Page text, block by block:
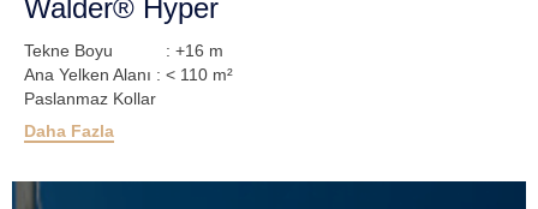
Walder® Hyper
Tekne Boyu : +16 m
Ana Yelken Alanı : < 110 m²
Paslanmaz Kollar
Daha Fazla